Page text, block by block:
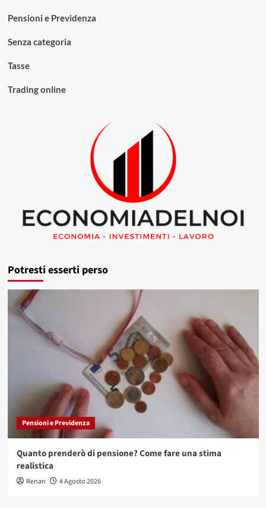
Pensioni e Previdenza
Senza categoria
Tasse
Trading online
Potresti esserti perso
Pensioni e Previdenza
Quanto prenderò di pensione? Come fare una stima
realistica
Renan 4 Agosto 2026